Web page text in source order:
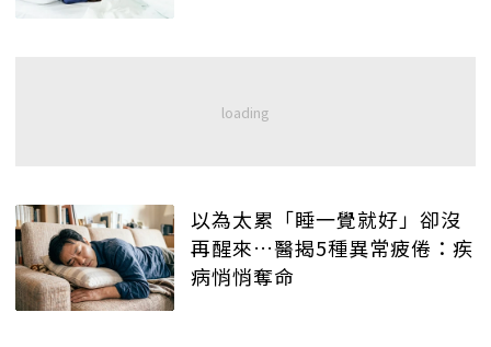
以為太累「睡一覺就好」卻沒
再醒來…醫揭5種異常疲倦：疾
病悄悄奪命